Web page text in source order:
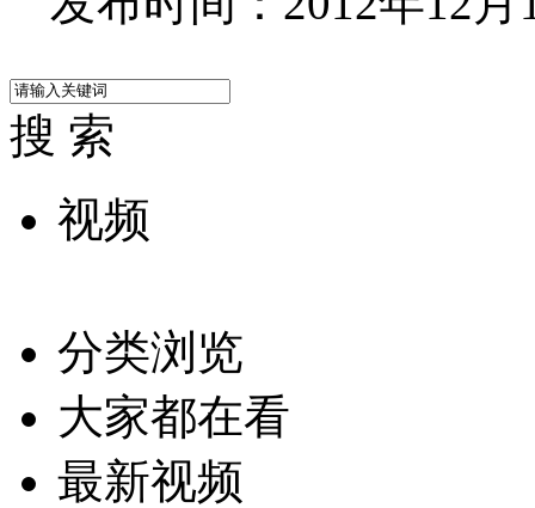
搜 索
视频
分类浏览
大家都在看
最新视频